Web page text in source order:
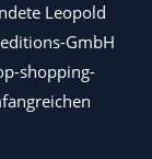
Leopold
GmbH
shopping-